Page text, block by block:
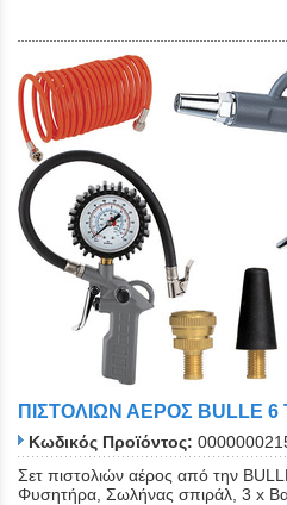
ΠΙΣΤΟΛΙΩΝ ΑΕΡΟΣ BULLE
Κωδικός Προϊόντος:
Σετ πιστολιών αέρος από την
Φυσητήρα, Σωλήνας σπιράλ, 3 x